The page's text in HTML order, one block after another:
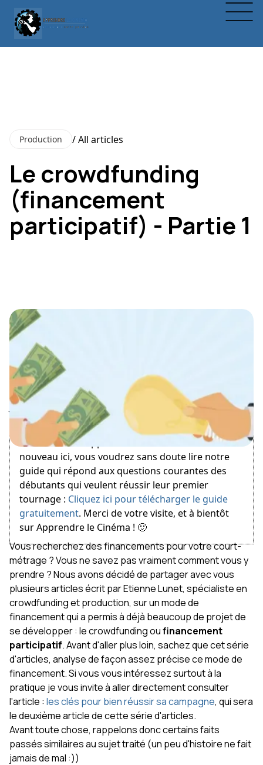
Production / All articles
Le crowdfunding
(financement
participatif) - Partie 1
January 19, 2017
Bienvenue sur Apprendre le Cinéma ! Si vous êtes
nouveau ici, vous voudrez sans doute lire notre
guide qui répond aux questions courantes des
débutants qui veulent réussir leur premier
tournage : Cliquez ici pour télécharger le guide
gratuitement. Merci de votre visite, et à bientôt
sur Apprendre le Cinéma ! 🙂
Vous recherchez des financements pour votre court-
métrage ? Vous ne savez pas vraiment comment vous y
prendre ? Nous avons décidé de partager avec vous
plusieurs articles écrit par Etienne Lunet, spécialiste en
crowdfunding et production, sur un mode de
financement qui a permis à déjà beaucoup de projet de
se développer : le crowdfunding oufinancement
participatif. Avant d'aller plus loin, sachez que cet série
d'articles, analyse de façon assez précise ce mode de
financement. Si vous vous intéressez surtout à la
pratique je vous invite à aller directement consulter
l'article : les clés pour bien réussir sa campagne, qui sera
le deuxième article de cette série d'articles.
Avant toute chose, rappelons donc certains faits
passés similaires au sujet traité (un peu d'histoire ne fait
jamais de mal :))